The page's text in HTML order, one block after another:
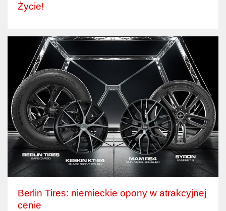
Życie!
Berlin Tires: niemieckie opony w atrakcyjnej
cenie